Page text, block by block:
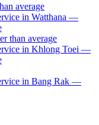
average
in Watthana —
than average
in Khlong Toei —
in Bang Rak —